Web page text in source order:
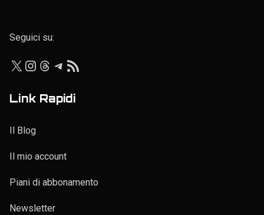
Seguici su:
X Instagram
Threads
Telegram
Link Rapidi
Il Blog
Il mio account
Piani di abbonamento
Newsletter